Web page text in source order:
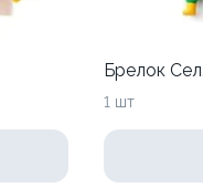
Брелок
1 шт